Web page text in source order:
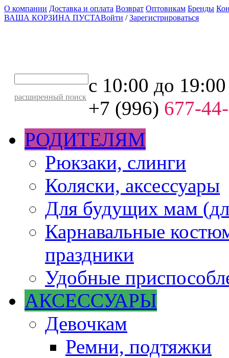
О компании Доставка и оплата Возврат Оптовикам Бренды
ВАША КОРЗИНА ПУСТАВойти /Зарегистрироваться
расширенный поиск
с 10:00 до 19:00
+7 (996) 677-
РОДИТЕЛЯМ
Рюкзаки, слинги
Коляски, аксессуары
Для будущих мам
Карнавальные
праздники
Удобные
АКСЕССУАРЫ
Девочкам
Ремни, подтяжки